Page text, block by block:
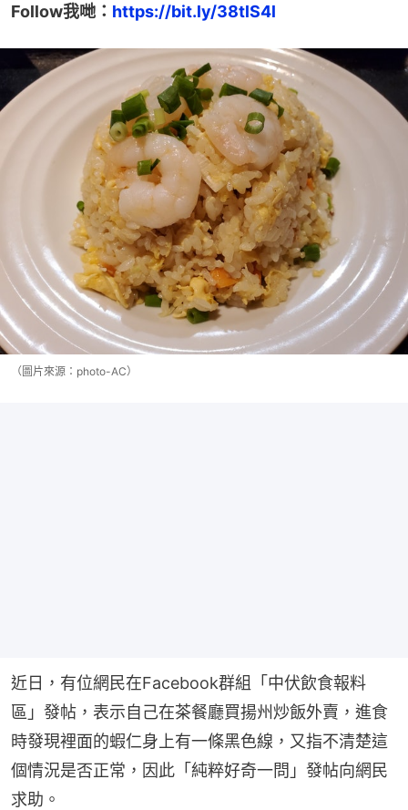
Follow我哋： https://bit.ly/38tlS4l
（圖片來源：photo-AC）
近日，有位網民在Facebook群組「中伏飲食報料
區」發帖，表示自己在茶餐廳買揚州炒飯外賣，進食
時發現裡面的蝦仁身上有一條黑色線，又指不清楚這
個情況是否正常，因此「純粹好奇一問」發帖向網民
求助。